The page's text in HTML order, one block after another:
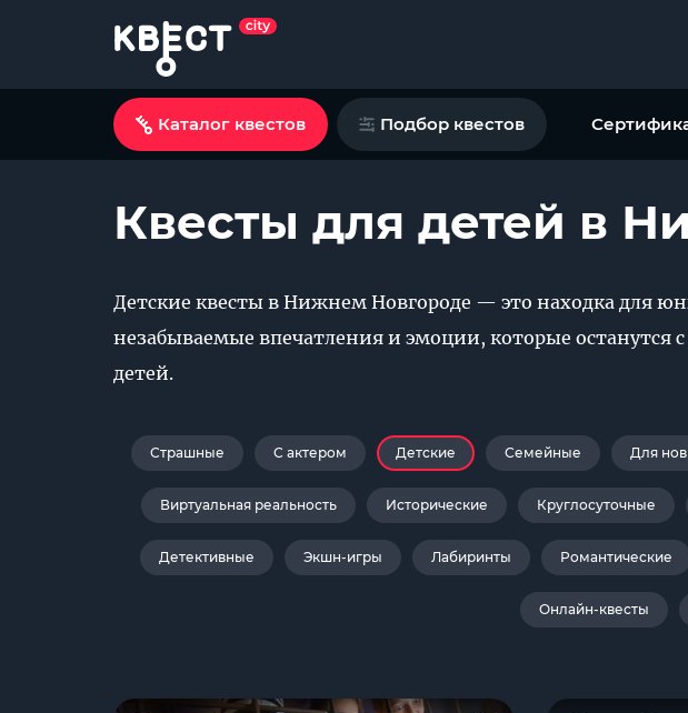
Каталог квестов Подбор квестов
Квесты для детей в
Детские квесты в Нижнем Новгороде — это находка для
незабываемые впечатления и эмоции, которые останутся
детей.
Страшные С актером Детские Семейные Для
Виртуальная реальность Исторические Круглосуточные
Детективные Экшн-игры Лабиринты Романтические
Онлайн-квесты